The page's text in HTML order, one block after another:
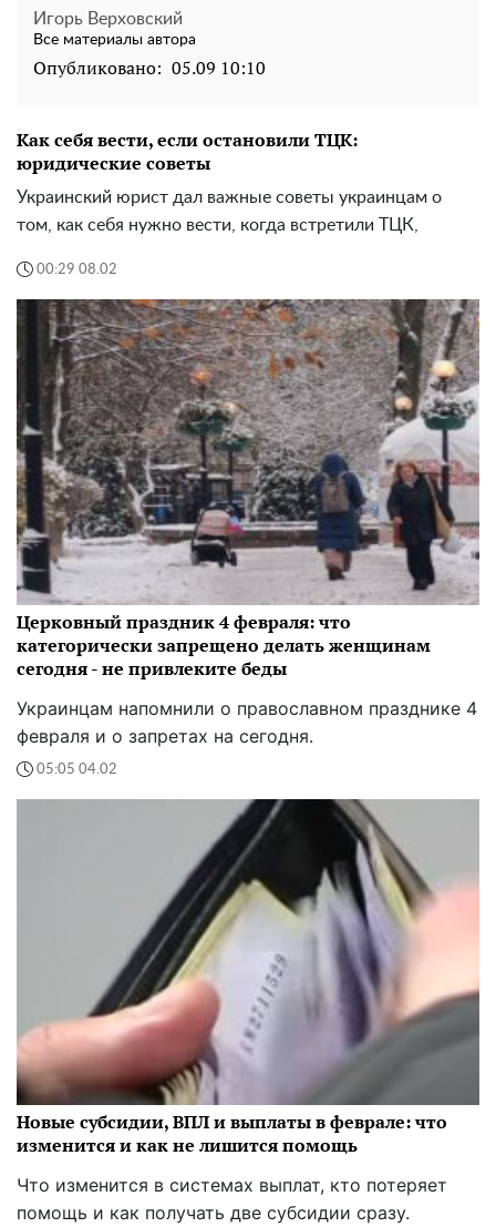
Игорь Верховский
Все материалы автора
Опубликовано: 05.09 10:10
Как себя вести, если остановили ТЦК:
юридические советы
Украинский юрист дал важные советы украинцам о
том, как себя нужно вести, когда встретили ТЦК,
00:29 08.02
Церковный праздник 4 февраля: что
категорически запрещено делать женщинам
сегодня - не привлеките беды
Украинцам напомнили о православном празднике 4
февраля и о запретах на сегодня.
05:05 04.02
Новые субсидии, ВПЛ и выплаты в феврале: что
изменится и как не лишится помощь
Что изменится в системах выплат, кто потеряет
помощь и как получать две субсидии сразу.